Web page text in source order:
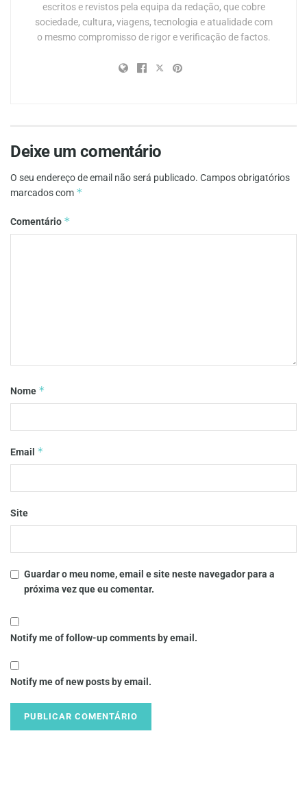
escritos e revistos pela equipa da redação, que cobre
sociedade, cultura, viagens, tecnologia e atualidade com
o mesmo compromisso de rigor e verificação de factos.
Deixe um comentário
O seu endereço de email não será publicado. Campos obrigatórios
marcados com *
Comentário *
Nome *
Email *
Site
Guardar o meu nome, email e site neste navegador para a
próxima vez que eu comentar.
Notify me of follow-up comments by email.
Notify me of new posts by email.